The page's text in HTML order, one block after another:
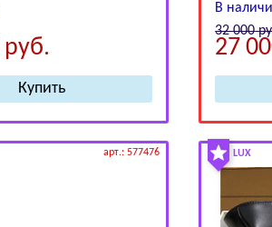
руб.
В
32 000
27
арт.: 577476 LUX